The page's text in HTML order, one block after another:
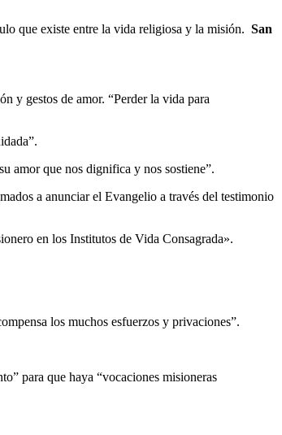
que existe entre la vida religiosa y la misión. San
y gestos de amor. “Perder la vida para
amor que nos dignifica y nos sostiene”.
a anunciar el Evangelio a través del testimonio
en los Institutos de Vida Consagrada».
los muchos esfuerzos y privaciones”.
para que haya “vocaciones misioneras